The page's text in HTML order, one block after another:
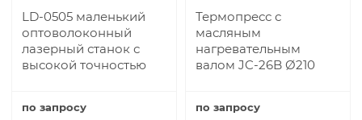
LD-0505 маленький
оптоволоконный
лазерный станок с
высокой точностью
по запросу
Термопресс с
масляным
нагревательным
валом JC-26B Ø210
по запросу